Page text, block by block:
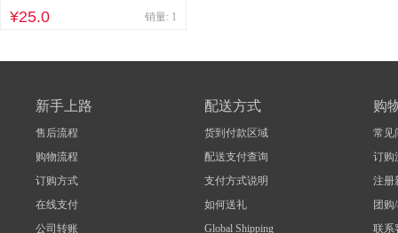
¥25.0 销量: 1
新手上路
售后流程
购物流程
订购方式
在线支付
公司转账
配送方式
货到付款区域
配送支付查询
支付方式说明
如何送礼
Global Shipping
购
常见
订购
注册
团购
联系